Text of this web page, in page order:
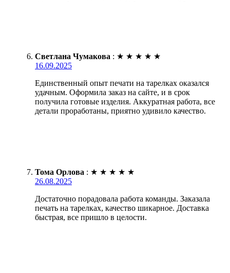
Светлана Чумакова : ★ ★ ★ ★ ★
16.09.2025
Единственный опыт печати на тарелках оказался
удачным. Оформила заказ на сайте, и в срок
получила готовые изделия. Аккуратная работа, все
детали проработаны, приятно удивило качество.
Тома Орлова : ★ ★ ★ ★ ★
26.08.2025
Достаточно порадовала работа команды. Заказала
печать на тарелках, качество шикарное. Доставка
быстрая, все пришло в целости.